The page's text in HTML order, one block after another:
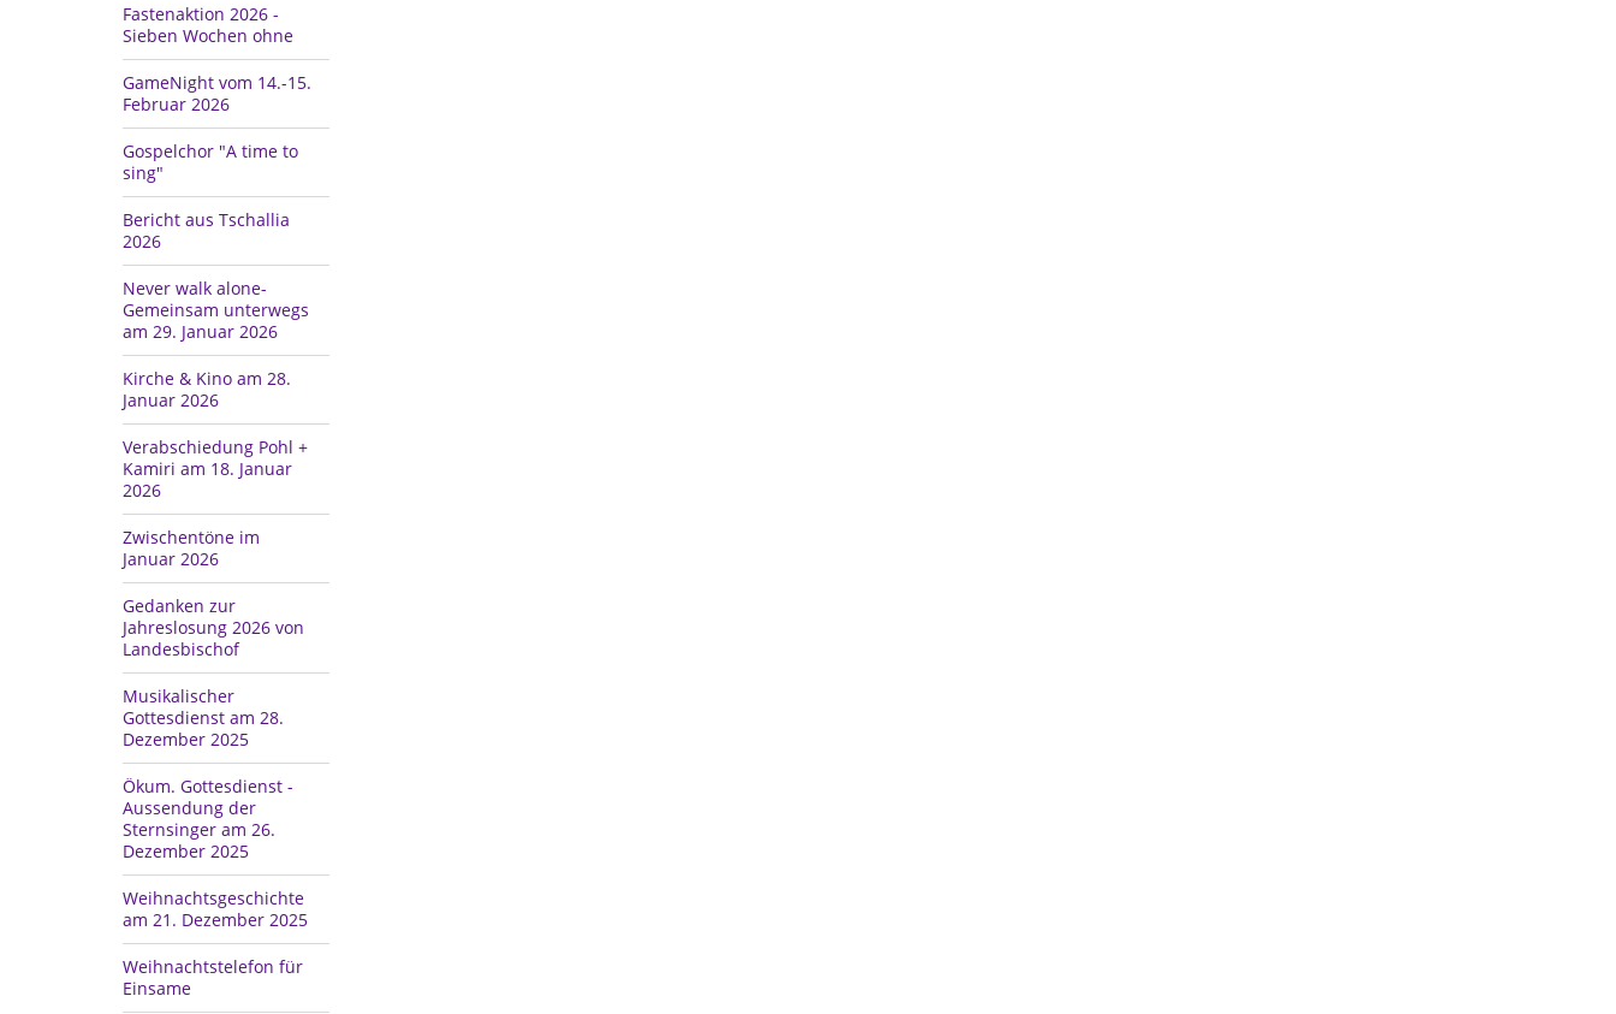
Fastenaktion 2026 -
Sieben Wochen ohne
GameNight vom 14.-15.
Februar 2026
Gospelchor "A time to
sing"
Bericht aus Tschallia
2026
Never walk alone-
Gemeinsam unterwegs
am 29. Januar 2026
Kirche & Kino am 28.
Januar 2026
Verabschiedung Pohl +
Kamiri am 18. Januar
2026
Zwischentöne im
Januar 2026
Gedanken zur
Jahreslosung 2026 von
Landesbischof
Musikalischer
Gottesdienst am 28.
Dezember 2025
Ökum. Gottesdienst -
Aussendung der
Sternsinger am 26.
Dezember 2025
Weihnachtsgeschichte
am 21. Dezember 2025
Weihnachtstelefon für
Einsame